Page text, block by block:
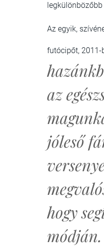
Az egyik,
futócipőt, 2011-
az
jóleső
hogy